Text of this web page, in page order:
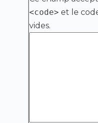
<code> et le
vides.